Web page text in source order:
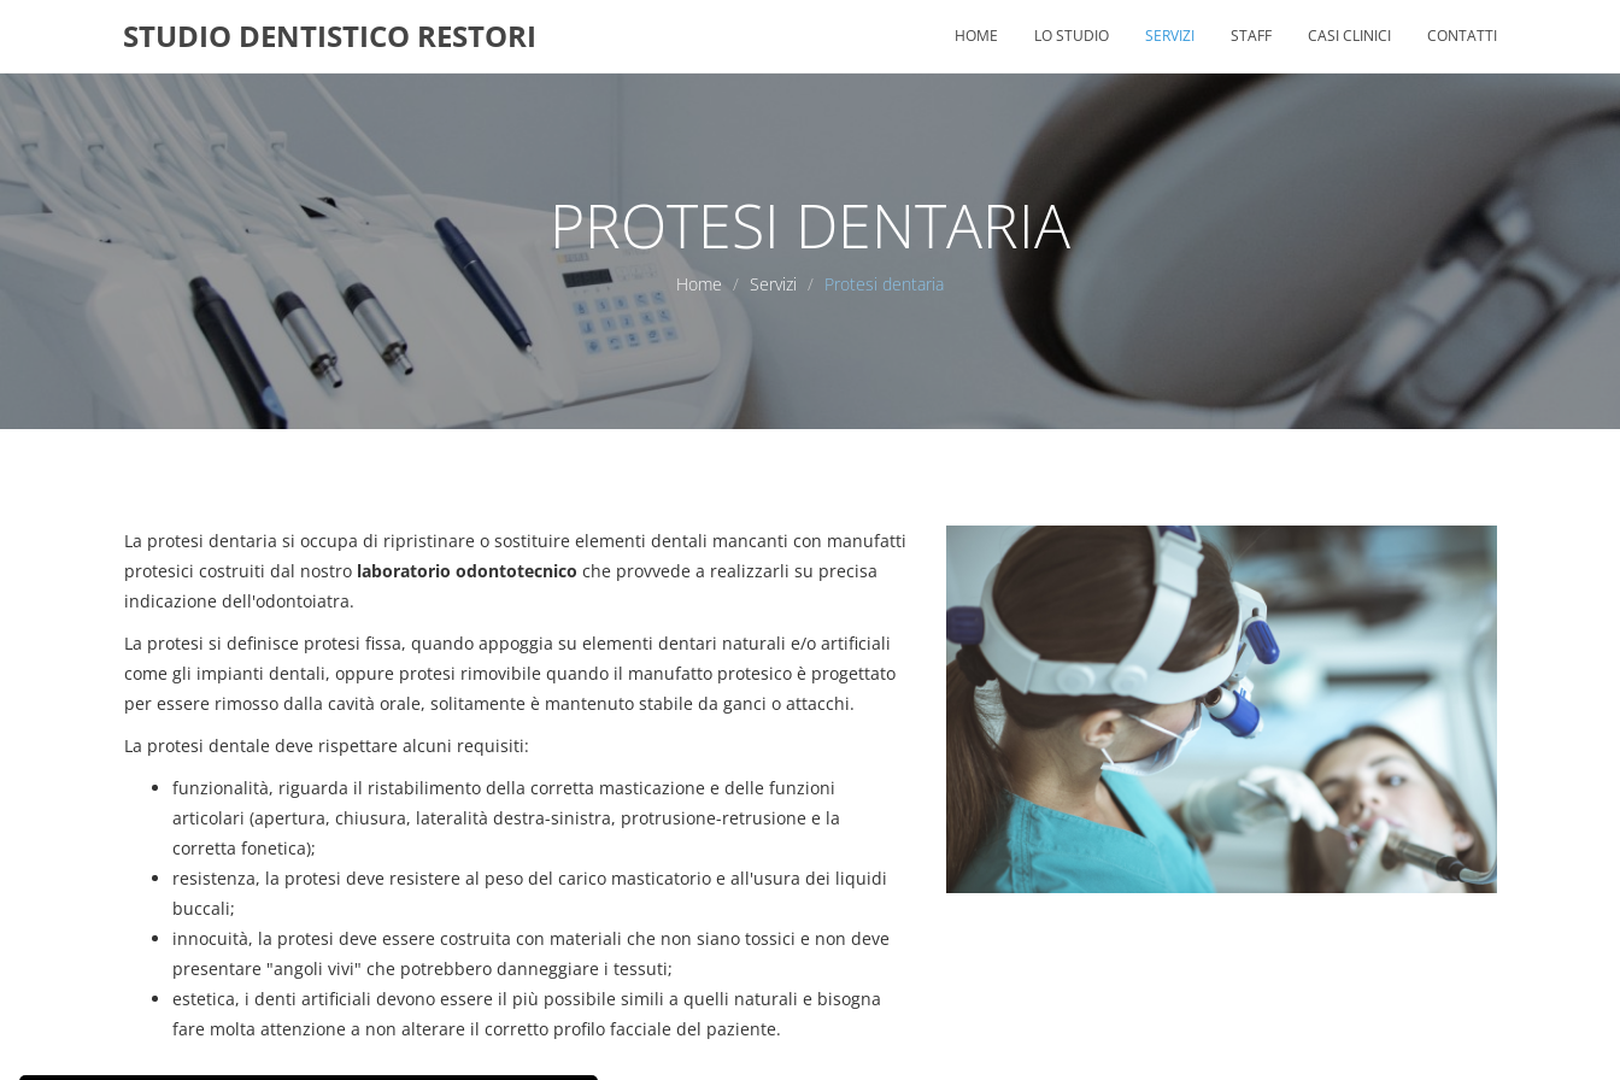
STUDIO DENTISTICO RESTORI HOME LO STUDIO SERVIZI STAFF CASI CLINICI CONTATTI
PROTESI DENTARIA
Home Servizi Protesi dentaria
La protesi dentaria si occupa di ripristinare o sostituire elementi dentali mancanti con manufatti
protesici costruiti dal nostro laboratorio odontotecnico che provvede a realizzarli su precisa
indicazione dell'odontoiatra.
La protesi si definisce protesi fissa, quando appoggia su elementi dentari naturali e/o artificiali
come gli impianti dentali, oppure protesi rimovibile quando il manufatto protesico è progettato
per essere rimosso dalla cavità orale, solitamente è mantenuto stabile da ganci o attacchi.
La protesi dentale deve rispettare alcuni requisiti:
funzionalità, riguarda il ristabilimento della corretta masticazione e delle funzioni
articolari (apertura, chiusura, lateralità destra-sinistra, protrusione-retrusione e la
corretta fonetica);
resistenza, la protesi deve resistere al peso del carico masticatorio e all'usura dei liquidi
buccali;
innocuità, la protesi deve essere costruita con materiali che non siano tossici e non deve
presentare "angoli vivi" che potrebbero danneggiare i tessuti;
estetica, i denti artificiali devono essere il più possibile simili a quelli naturali e bisogna
fare molta attenzione a non alterare il corretto profilo facciale del paziente.